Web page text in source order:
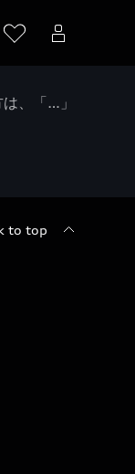
、「…」
to top